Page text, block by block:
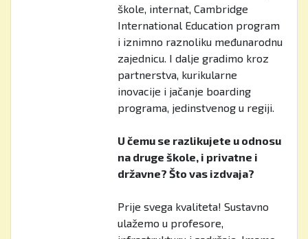
škole, internat, Cambridge
International Education program
i iznimno raznoliku međunarodnu
zajednicu. I dalje gradimo kroz
partnerstva, kurikularne
inovacije i jačanje boarding
programa, jedinstvenog u regiji.
U čemu se razlikujete u odnosu
na druge škole, i privatne i
državne? Što vas izdvaja?
Prije svega kvaliteta! Sustavno
ulažemo u profesore,